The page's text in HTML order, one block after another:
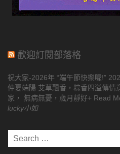
歡迎訂閱部落格
祝大家-2026年 “端午節快樂喔!”
仲夏端陽 艾草飄香，粽香四溢傳情
家， 無病無憂，歲月靜好+ Read
lucky小如